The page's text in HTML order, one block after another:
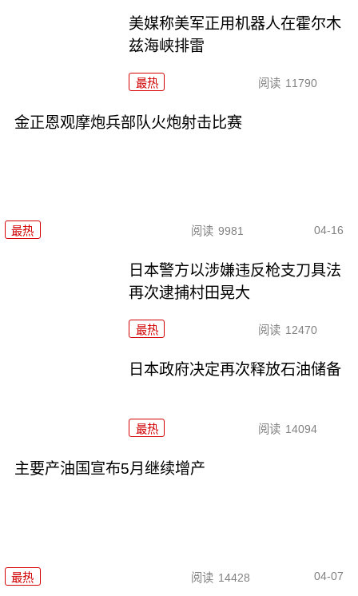
美媒称美军正用机器人在霍尔木
兹海峡排雷
最热 阅读 11790
金正恩观摩炮兵部队火炮射击比赛
最热 阅读 9981 04-16
日本警方以涉嫌违反枪支刀具法
再次逮捕村田晃大
最热 阅读 12470
日本政府决定再次释放石油储备
最热 阅读 14094
主要产油国宣布5月继续增产
最热 阅读 14428 04-07